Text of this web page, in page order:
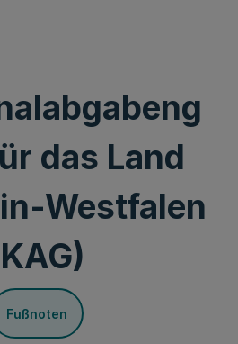
das Land
Westfalen
Fußnoten